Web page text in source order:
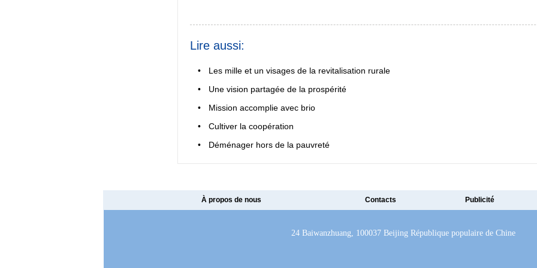
Lire aussi:
•
Les mille et un visages de la revitalisation rurale
•
Une vision partagée de la prospérité
•
Mission accomplie avec brio
•
Cultiver la coopération
•
Déménager hors de la pauvreté
À propos de nous Contacts Publicité
24 Baiwanzhuang, 100037 Beijing République populaire de Chine